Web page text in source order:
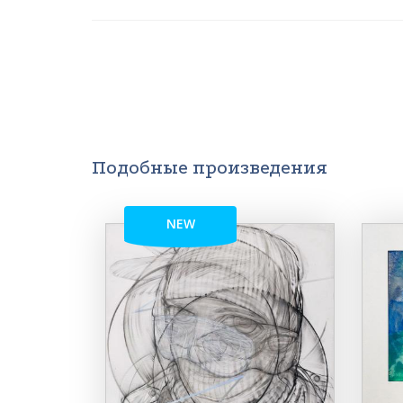
Подобные произведения
NEW